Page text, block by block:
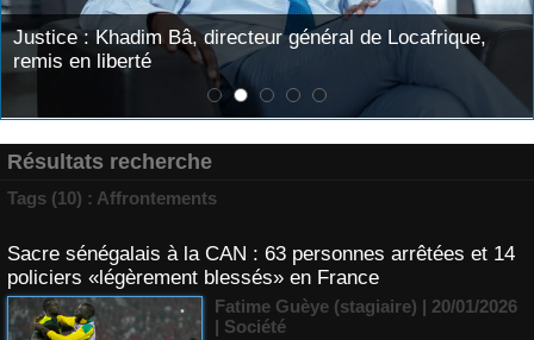
Justice : Khadim Bâ, directeur général de Locafrique,
remis en liberté
Résultats recherche
Tags (10) : Affrontements
Sacre sénégalais à la CAN : 63 personnes arrêtées et 14
policiers «légèrement blessés» en France
Fatime Guèye (stagiaire) | 20/01/2026
| Société